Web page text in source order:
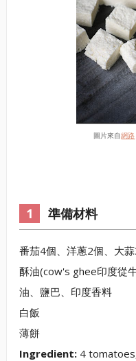
圖片來自網路
準備材料
番茄4個、洋蔥2個、大
酥油(cow's ghee印度從
油、鹽巴、印度香料
白飯
薄餅
Ingredient: 4